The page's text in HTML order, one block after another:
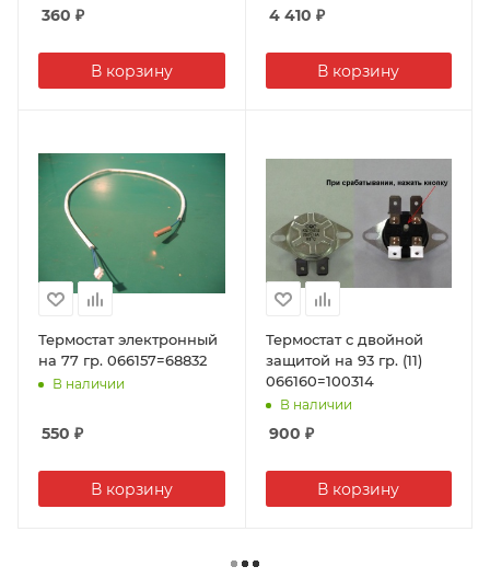
360 ₽
В корзину
4 410 ₽
В корзину
Термостат электронный
на 77 гр. 066157=68832
В наличии
550 ₽
В корзину
Термостат с двойной
защитой на 93 гр. (11)
066160=100314
В наличии
900 ₽
В корзину